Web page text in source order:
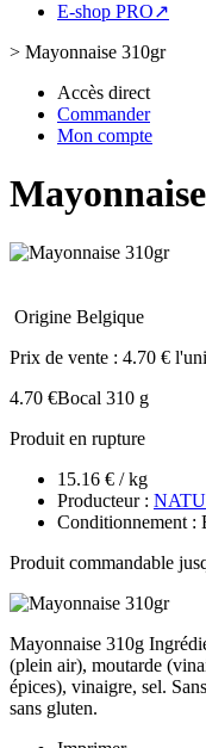
E-shop PRO↗
> Mayonnaise 310gr
Accès direct
Commander
Mon compte
Origine Belgique
Prix de vente : 4.70 €
4.70 €Bocal 310 g
Produit en rupture
15.16 € / kg
Producteur :
Conditionnement :
Produit commandable
Mayonnaise 310g
(plein air), moutarde
épices), vinaigre, sel.
sans gluten.